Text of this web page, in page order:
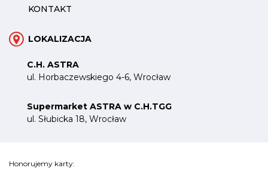
KONTAKT
LOKALIZACJA
C.H. ASTRA
ul. Horbaczewskiego 4-6, Wrocław
Supermarket ASTRA w C.H.TGG
ul. Słubicka 18, Wrocław
Honorujemy karty: